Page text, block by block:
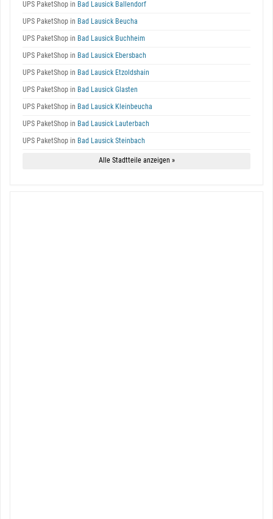
UPS PaketShop in Bad Lausick Ballendorf
UPS PaketShop in Bad Lausick Beucha
UPS PaketShop in Bad Lausick Buchheim
UPS PaketShop in Bad Lausick Ebersbach
UPS PaketShop in Bad Lausick Etzoldshain
UPS PaketShop in Bad Lausick Glasten
UPS PaketShop in Bad Lausick Kleinbeucha
UPS PaketShop in Bad Lausick Lauterbach
UPS PaketShop in Bad Lausick Steinbach
Alle Stadtteile anzeigen »